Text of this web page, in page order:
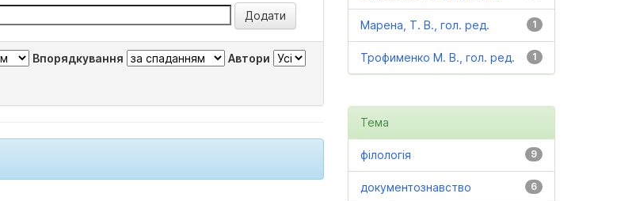
Впорядкування Автори
1
Марена, Т. В., гол. ред.
1
Трофименко М. В., гол. ред.
Тема
9
філологія
6
документознавство